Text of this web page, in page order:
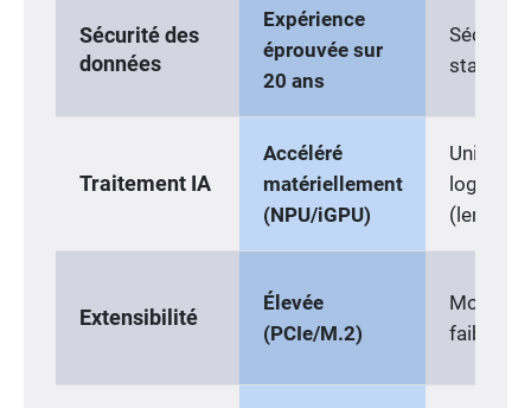
Sécurité des
données
Expérience
éprouvée sur
20 ans
Sécurité
standard
Traitement IA
Accéléré
matériellement
(NPU/iGPU)
logiciel
(lent)
Extensibilité
Élevée
(PCIe/M.2)
faible